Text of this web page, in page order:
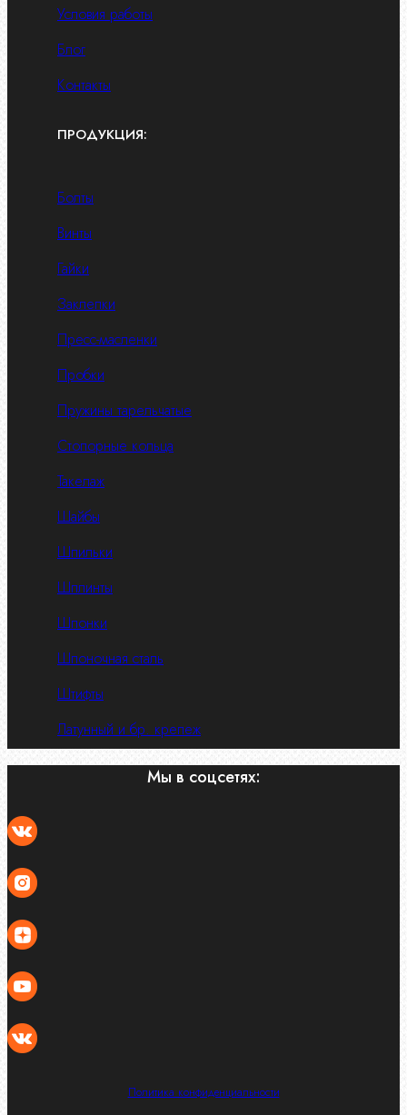
Условия работы
Блог
Контакты
ПРОДУКЦИЯ:
Болты
Винты
Гайки
Заклепки
Пресс-масленки
Пробки
Пружины тарельчатые
Стопорные кольца
Такелаж
Шайбы
Шпильки
Шплинты
Шпонки
Шпоночная сталь
Штифты
Латунный и бр. крепеж
Мы в соцсетях:
Политика конфиденциальности